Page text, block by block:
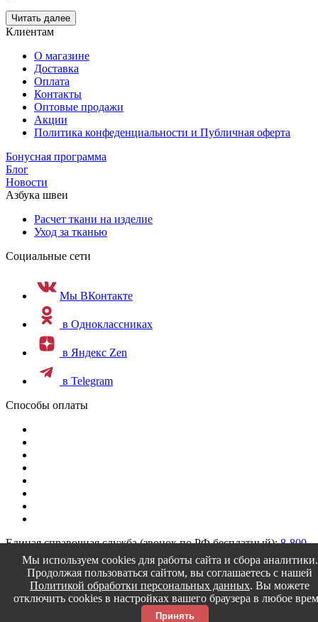
Читать далее
Клиентам
О магазине
Доставка
Оплата
Контакты
Оптовые продажи
Акции
Политика конфеденциальности и Публичная оферта
Бонусная программа
Блог
Новости
Азбука швеи
Расчет ткани на изделие
Уход за тканью
Социальные сети
Мы ВКонтакте
в Одноклассниках
в Яндекс Zen
в Telegram
Способы оплаты
Единая справочная служба (звонок по РФ бесплатный):8-800-
200-4150
Текстилия © 2014-2026
Мы используем cookies для работы сайта и сбора аналитики.
Продолжая пользоваться сайтом, вы соглашаетесь с нашей
Политикой обработки персональных данных. Вы можете
отключить cookies в настройках вашего браузера в любое
Принять